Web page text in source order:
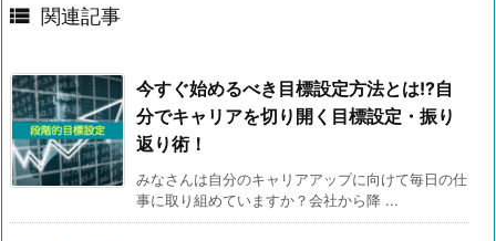
 関連記事
今すぐ始めるべき目標設定方法とは!?自
分でキャリアを切り開く目標設定・振り
返り術！
みなさんは自分のキャリアアップに向けて毎日の仕
事に取り組めていますか？会社から降 ...